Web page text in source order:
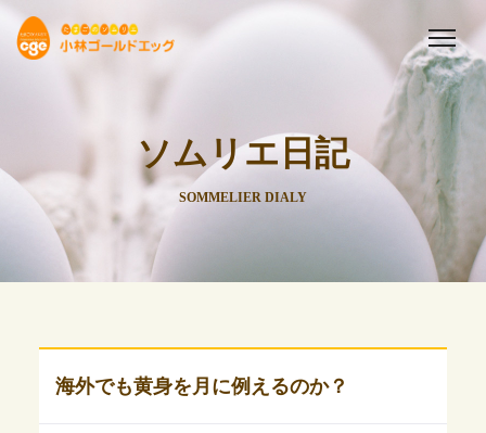
ソムリエ日記
SOMMELIER DIALY
海外でも黄身を月に例えるのか？